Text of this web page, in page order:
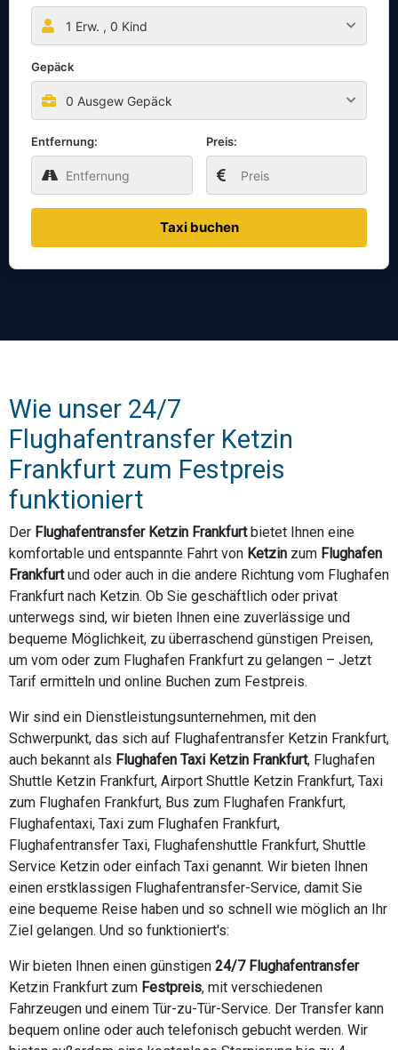
1 Erw. , 0 Kind
Gepäck
0 Ausgew Gepäck
Entfernung: Preis:
Taxi buchen
Wie unser 24/7
Flughafentransfer Ketzin
Frankfurt zum Festpreis
funktioniert
Der Flughafentransfer Ketzin Frankfurtbietet Ihnen eine
komfortable und entspannte Fahrt von Ketzin zum Flughafen
Frankfurtund oder auch in die andere Richtung vom Flughafen
Frankfurt nach Ketzin. Ob Sie geschäftlich oder privat
unterwegs sind, wir bieten Ihnen eine zuverlässige und
bequeme Möglichkeit, zu überraschend günstigen Preisen,
um vom oder zum Flughafen Frankfurt zu gelangen – Jetzt
Tarif ermitteln und online Buchen zum Festpreis.
Wir sind ein Dienstleistungsunternehmen, mit den
Schwerpunkt, das sich auf Flughafentransfer Ketzin Frankfurt,
auch bekannt als Flughafen Taxi Ketzin Frankfurt, Flughafen
Shuttle Ketzin Frankfurt, Airport Shuttle Ketzin Frankfurt, Taxi
zum Flughafen Frankfurt, Bus zum Flughafen Frankfurt,
Flughafentaxi, Taxi zum Flughafen Frankfurt,
Flughafentransfer Taxi, Flughafenshuttle Frankfurt, Shuttle
Service Ketzin oder einfach Taxi genannt. Wir bieten Ihnen
einen erstklassigen Flughafentransfer-Service, damit Sie
eine bequeme Reise haben und so schnell wie möglich an Ihr
Ziel gelangen. Und so funktioniert's:
Wir bieten Ihnen einen günstigen 24/7 Flughafentransfer
Ketzin Frankfurt zum Festpreis, mit verschiedenen
Fahrzeugen und einem Tür-zu-Tür-Service. Der Transfer kann
bequem online oder auch telefonisch gebucht werden. Wir